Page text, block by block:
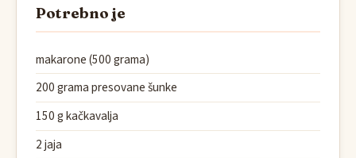
Potrebno je
makarone (500 grama)
200 grama presovane šunke
150 g kačkavalja
2 jaja